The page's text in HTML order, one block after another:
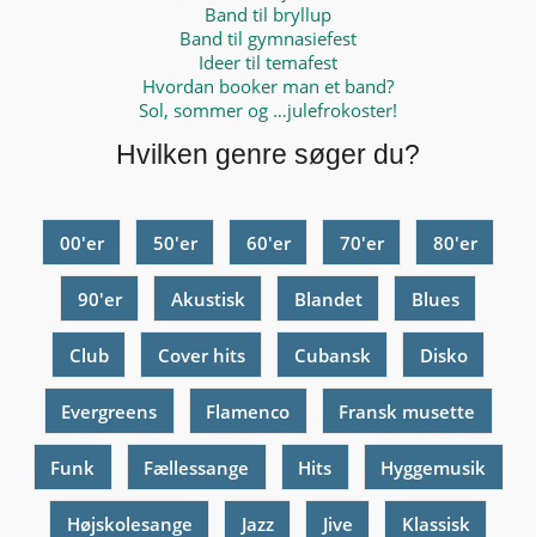
Band til bryllup
Band til gymnasiefest
Ideer til temafest
Hvordan booker man et band?
Sol, sommer og …julefrokoster!
Hvilken genre søger du?
00'er 50'er 60'er 70'er 80'er
90'er Akustisk Blandet Blues
Club Cover hits Cubansk Disko
Evergreens Flamenco Fransk musette
Funk Fællessange Hits Hyggemusik
Højskolesange Jazz Jive Klassisk